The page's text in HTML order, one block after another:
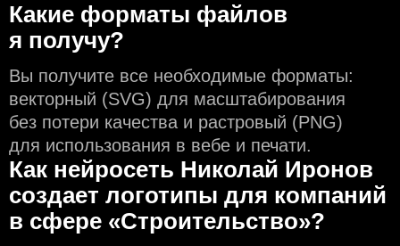
Какие форматы файлов
я получу?
Вы получите все необходимые форматы:
векторный (SVG) для масштабирования
без потери качества и растровый (PNG)
для использования в вебе и печати.
Как нейросеть Николай Иронов
создаeт логотипы для компаний
в сфере «Строительство»?